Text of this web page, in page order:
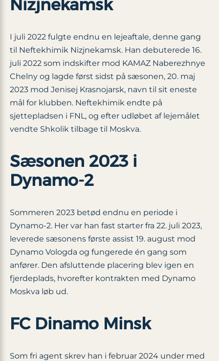
Nizjnekamsk
I juli 2022 fulgte endnu en lejeaftale, denne gang
til Neftekhimik Nizjnekamsk. Han debuterede 16.
juli 2022 som indskifter mod KAMAZ Naberezhnye
Chelny og lagde først sidst på sæsonen, 20. maj
2023 mod Jenisej Krasnojarsk, navn til sit eneste
mål for klubben. Neftekhimik endte på
sjettepladsen i FNL, og efter udløbet af lejemålet
vendte Shkolik tilbage til Moskva.
Sæsonen 2023 i
Dynamo-2
Sommeren 2023 betød endnu en periode i
Dynamo-2. Her var han fast starter fra 22. juli 2023,
leverede sæsonens første assist 19. august mod
Dynamo Vologda og fungerede én gang som
anfører. Den afsluttende placering blev igen en
fjerdeplads, hvorefter kontrakten med Dynamo
Moskva løb ud.
FC Dinamo Minsk
Som fri agent skrev han i februar 2024 under med